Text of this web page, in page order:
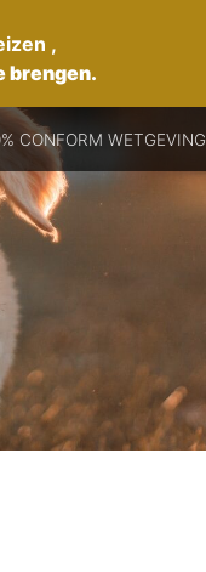
,
brengen.
CONFORM WETGEVING